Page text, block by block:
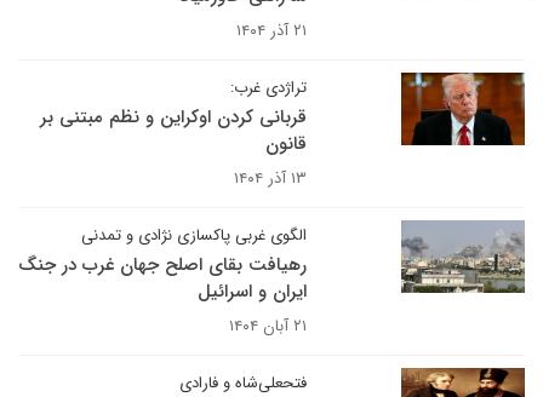
۲۱ آذر ۱۴۰۴
تراژدی غرب:
قربانی کردن اوکراین و نظم مبتنی بر
قانون
۱۳ آذر ۱۴۰۴
الگوی غربی پاکسازی نژادی و تمدنی
رهیافت بقای اصلح جهان غرب در جنگ
ایران و اسرائیل
۲۱ آبان ۱۴۰۴
فتحعلی‌شاه و فارادی